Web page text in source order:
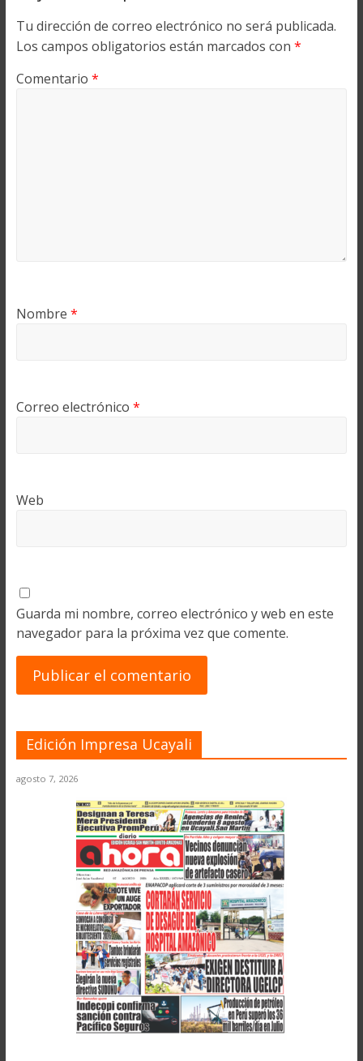
Tu dirección de correo electrónico no será publicada.
Los campos obligatorios están marcados con *
Comentario *
Nombre *
Correo electrónico *
Web
Guarda mi nombre, correo electrónico y web en este
navegador para la próxima vez que comente.
Edición Impresa Ucayali
agosto 7, 2026